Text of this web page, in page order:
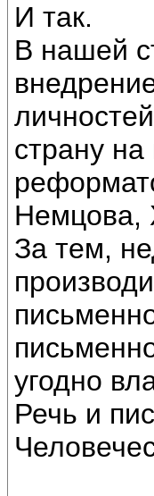
И так.
В нашей
страну
Немцова,
За тем,
угодно
Речь и